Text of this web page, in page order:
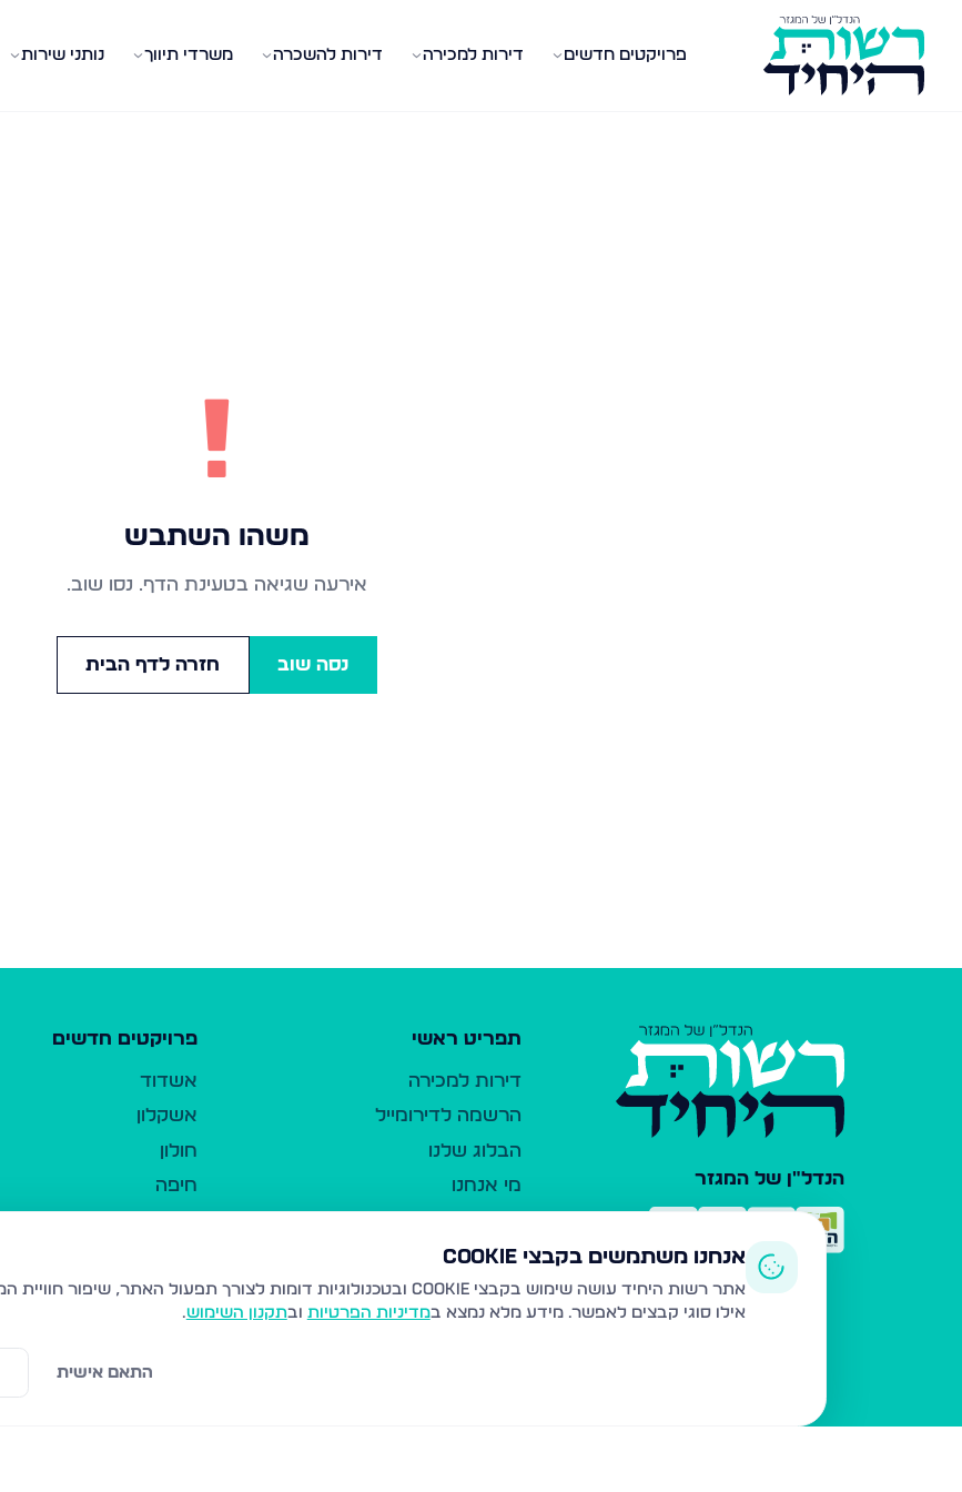
פרויקטים חדשים דירות למכירה דירות להשכרה משרדי תיווך נותני שירות
!
משהו השתבש
אירעה שגיאה בטעינת הדף. נסו שוב.
נסה שוב חזרה לדף הבית
הנדל"ן של המגזר
תפריט ראשי
דירות למכירה
הרשמה לדירומייל
הבלוג שלנו
מי אנחנו
כלי עזר
פרסום ברשות היחיד
משרדי תיווך
פרויקטים חדשים
אשדוד
אשקלון
חולון
חיפה
נהריה
עמנואל
אנחנו משתמשים בקבצי Cookie
אתר רשות היחיד עושה שימוש בקבצי Cookie ובטכנולוגיות דומות לצורך תפעול האתר, שיפור חוויית המשתמש, ניתוח שימוש ושיווק מותאם.
אילו סוגי קבצים לאפשר. מידע מלא נמצא במדיניות הפרטיות ובתקנון השימוש.
התאם אישית